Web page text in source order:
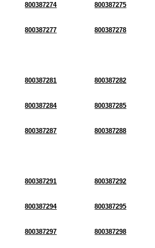
800387274 800387275
800387277 800387278
800387281 800387282
800387284 800387285
800387287 800387288
800387291 800387292
800387294 800387295
800387297 800387298